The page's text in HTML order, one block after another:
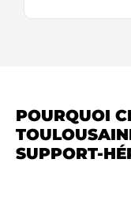
POURQUOI
SUPPORT-